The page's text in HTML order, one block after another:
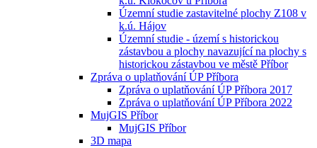
Územní studie zastavitelné plochy Z108 v
k.ú. Hájov
Územní studie - území s historickou
zástavbou a plochy navazující na plochy s
historickou zástavbou ve městě Příbor
Zpráva o uplatňování ÚP Příbora
Zpráva o uplatňování ÚP Příbora 2017
Zpráva o uplatňování ÚP Příbora 2022
MujGIS Příbor
MujGIS Příbor
3D mapa